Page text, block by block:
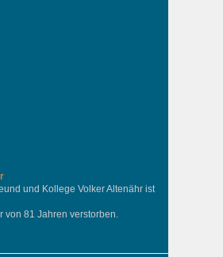
und Kollege Volker Altenähr ist
von 81 Jahren verstorben.